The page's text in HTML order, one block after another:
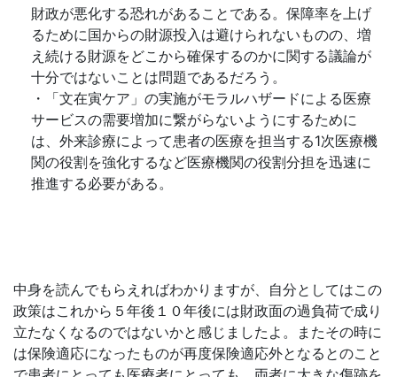
財政が悪化する恐れがあることである。保障率を上げ
るために国からの財源投入は避けられないものの、増
え続ける財源をどこから確保するのかに関する議論が
十分ではないことは問題であるだろう。
・「文在寅ケア」の実施がモラルハザードによる医療
サービスの需要増加に繋がらないようにするために
は、外来診療によって患者の医療を担当する1次医療機
関の役割を強化するなど医療機関の役割分担を迅速に
推進する必要がある。
中身を読んでもらえればわかりますが、自分としてはこの
政策はこれから５年後１０年後には財政面の過負荷で成り
立たなくなるのではないかと感じましたよ。またその時に
は保険適応になったものが再度保険適応外となるとのこと